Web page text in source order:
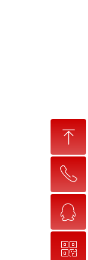
ꁸ
回到顶部
ꂅ
020-31360534
ꁗ
QQ客服
ꀥ